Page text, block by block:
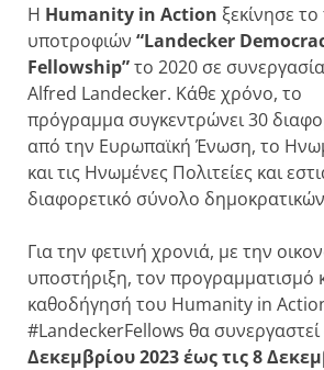
Η Humanity in Action ξεκίνησε
υποτροφιών “Landecker
Fellowship”το 2020 σε
Alfred Landecker. Κάθε χρόνο, το
πρόγραμμα συγκεντρώνει 30
από την Ευρωπαϊκή Ένωση, το
και τις Ηνωμένες Πολιτείες και
διαφορετικό σύνολο
Για την φετινή χρονιά, με την
υποστήριξη, τον προγραμματισμό
καθοδήγησή του Humanity in
#LandeckerFellows θα συνεργαστεί
Δεκεμβρίου 2023 έως τις 8